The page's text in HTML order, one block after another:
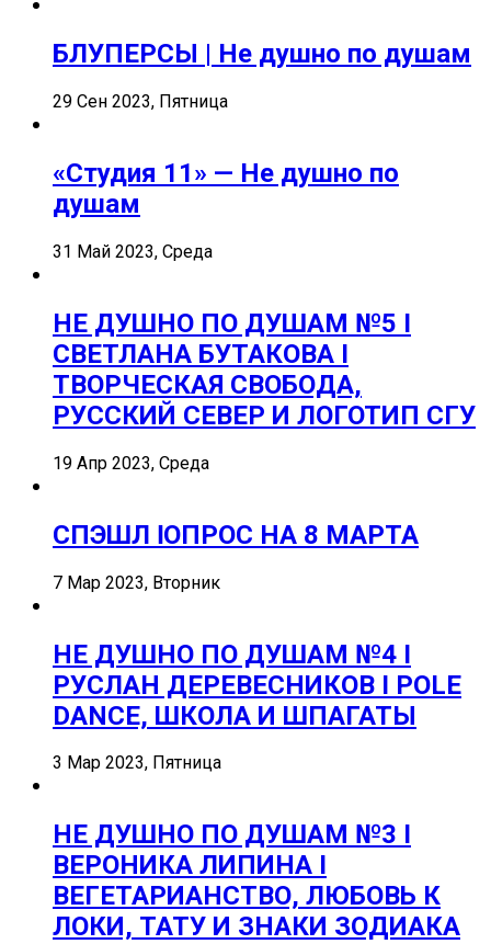
БЛУПЕРСЫ | Не душно по душам
29 Сен 2023, Пятница
«Студия 11» — Не душно по
душам
31 Май 2023, Среда
НЕ ДУШНО ПО ДУШАМ №5 I
СВЕТЛАНА БУТАКОВА I
ТВОРЧЕСКАЯ СВОБОДА,
РУССКИЙ СЕВЕР И ЛОГОТИП СГУ
19 Апр 2023, Среда
СПЭШЛ ӏ ОПРОС НА 8 МАРТА
7 Мар 2023, Вторник
НЕ ДУШНО ПО ДУШАМ №4 I
РУСЛАН ДЕРЕВЕСНИКОВ I POLE
DANCE, ШКОЛА И ШПАГАТЫ
3 Мар 2023, Пятница
НЕ ДУШНО ПО ДУШАМ №3 I
ВЕРОНИКА ЛИПИНА I
ВЕГЕТАРИАНСТВО, ЛЮБОВЬ К
ЛОКИ, ТАТУ И ЗНАКИ ЗОДИАКА